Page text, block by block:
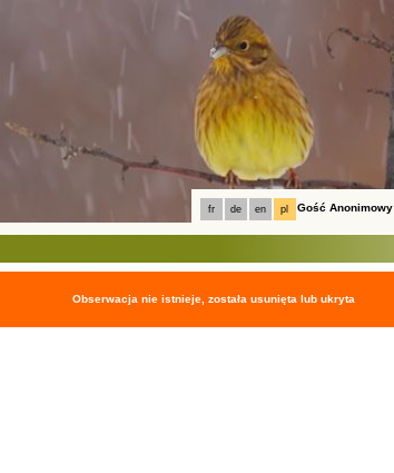
fr de en pl Gość Anonimowy
Obserwacja nie istnieje, została usunięta lub ukryta